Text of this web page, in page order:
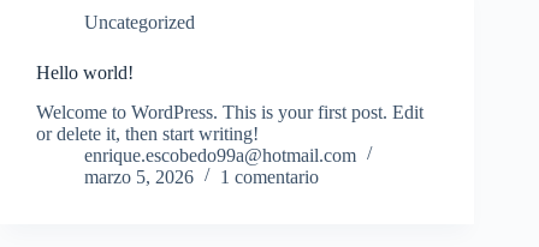
Uncategorized
Hello world!
Welcome to WordPress. This is your first post. Edit
or delete it, then start writing!
enrique.escobedo99a@hotmail.com
marzo 5, 2026
1 comentario